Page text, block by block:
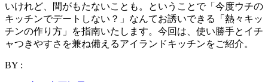
いけれど、間がもたないことも。ということで「今度ウチの
キッチンでデートしない？」なんてお誘いできる「熱々キッ
チンの作り方」を指南いたします。今回は、使い勝手とイチ
ャつきやすさを兼ね備えるアイランドキッチンをご紹介。
BY :